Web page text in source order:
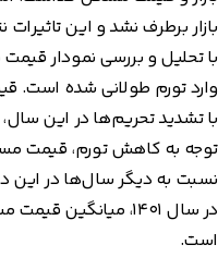
بازار برطرف نشد و این
وارد تورم طولانی شده است.
نسبت به دیگر سال‌ها در این
است.